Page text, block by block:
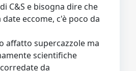
C&S e bisogna dire che
eccome, c'è poco da
affatto supercazzole ma
scientifiche
da